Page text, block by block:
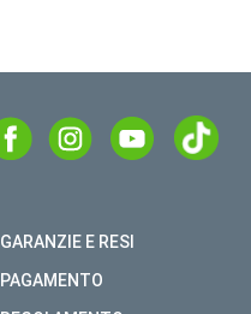
GARANZIE E RESI
PAGAMENTO